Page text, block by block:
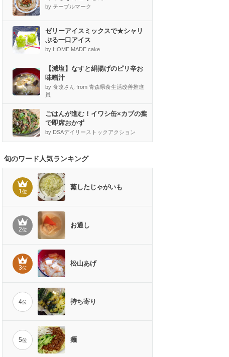
by テーブルマーク
ゼリーアイスミックスで★シャリ
ぷる一口アイス
by HOME MADE cake
【減塩】なすと絹揚げのピリ辛お
味噌汁
by 食改さん from 青森県食生活改善推進
員
ごはんが進む！イワシ缶×カブの葉
で即席おかず
by DSAデイリーストックアクション
旬のワード人気ランキング
1位
蒸したじゃがいも
2位
お通し
3位
松山あげ
4位 持ち寄り
5位 麺